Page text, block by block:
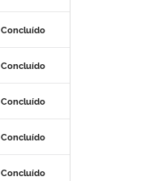
Concluído
Concluído
Concluído
Concluído
Concluído